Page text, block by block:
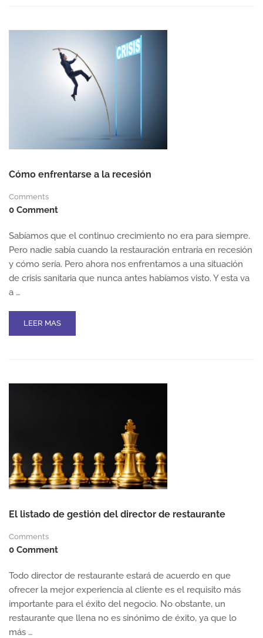
DE
RESTAURANTE
Cómo enfrentarse a la recesión
Comments
0 Comment
Sabíamos que el continuo crecimiento no era para siempre.
Pero nadie sabía cuando la restauración entraría en recesión
y cómo sería. Pero ahora nos enfrentamos a una situación
de crisis sanitaria que nunca antes habíamos visto. Y esta va
a …
READ
MORE
LEER MAS
El listado de gestión del director de restaurante
Comments
0 Comment
Todo director de restaurante estará de acuerdo en que
ofrecer la mejor experiencia al cliente es el requisito más
importante para el éxito del negocio. No obstante, un
restaurante que llena no es sinónimo de éxito, ya que lo
más …